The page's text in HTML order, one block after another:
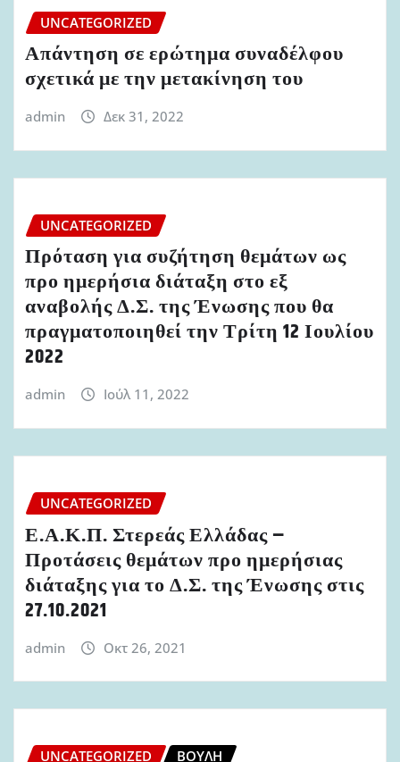
UNCATEGORIZED
Απάντηση σε ερώτημα συναδέλφου
σχετικά με την μετακίνηση του
admin Δεκ 31, 2022
UNCATEGORIZED
Πρόταση για συζήτηση θεμάτων ως
προ ημερήσια διάταξη στο εξ
αναβολής Δ.Σ. της Ένωσης που θα
πραγματοποιηθεί την Τρίτη 12 Ιουλίου
2022
admin Ιούλ 11, 2022
UNCATEGORIZED
Ε.Α.Κ.Π. Στερεάς Ελλάδας –
Προτάσεις θεμάτων προ ημερήσιας
διάταξης για το Δ.Σ. της Ένωσης στις
27.10.2021
admin Οκτ 26, 2021
UNCATEGORIZED ΒΟΥΛΉ